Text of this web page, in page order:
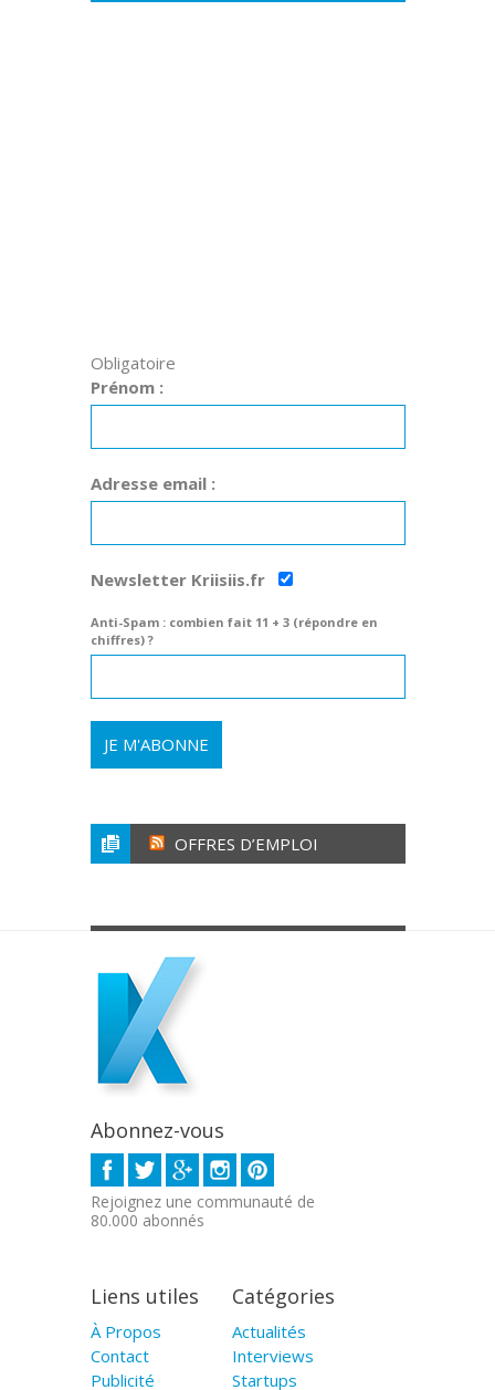
Obligatoire
Prénom :
Adresse email :
Newsletter Kriisiis.fr
Anti-Spam : combien fait 11 + 3 (répondre en
chiffres) ?
OFFRES D’EMPLOI
Abonnez-vous
Rejoignez une communauté de
80.000 abonnés
Liens utiles
À Propos
Contact
Publicité
Catégories
Actualités
Interviews
Startups